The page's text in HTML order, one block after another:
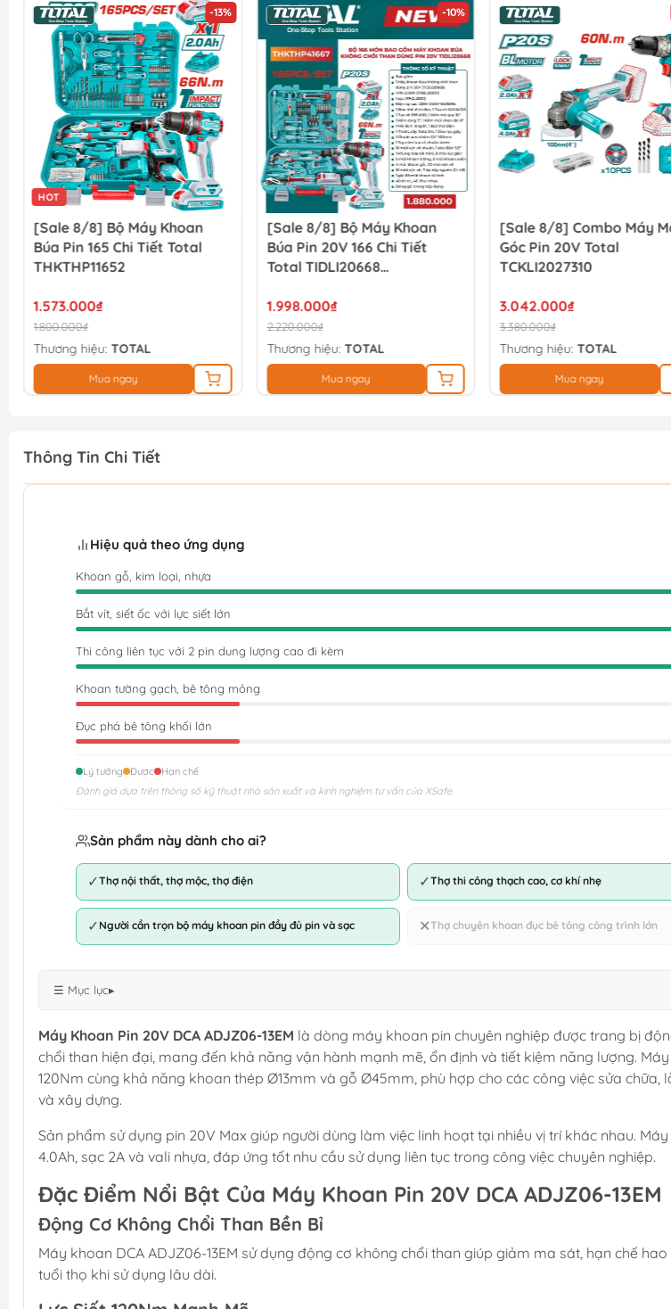
-13%
HOT
[Sale 8/8] Bộ Máy Khoan
Búa Pin 165 Chi Tiết Total
THKTHP11652
1.573.000₫
1.800.000₫
Thương hiệu: TOTAL
Mua ngay
-10%
[Sale 8/8] Bộ Máy Khoan
Búa Pin 20V 166 Chi Tiết
Total TIDLI20668
1.998.000₫
2.220.000₫
Thương hiệu: TOTAL
Mua ngay
[Sale 8/8] Combo Máy
Góc Pin 20V Total
TCKLI2027310
3.042.000₫
3.380.000₫
Thương hiệu: TOTAL
Mua ngay
Thông Tin Chi Tiết
Hiệu quả theo ứng dụng
Khoan gỗ, kim loại, nhựa
Bắt vít, siết ốc với lực siết lớn
Thi công liên tục với 2 pin dung lượng cao đi kèm
Khoan tường gạch, bê tông mỏng
Đục phá bê tông khối lớn
Lý tưởng Được
Hạn chế
Đánh giá dựa trên thông số kỹ thuật nhà sản xuất và kinh nghiệm tư vấn của XSafe.
Sản phẩm này dành cho ai?
✓Thợ nội thất, thợ mộc, thợ điện ✓Thợ thi công thạch cao, cơ khí nhẹ
✓ Người cần trọn bộ máy khoan pin đầy đủ pin và sạc ✕Thợ chuyên khoan đục bê tông công trình lớn
☰ Mục lục▸
Máy Khoan Pin 20V DCA ADJZ06-13EM là dòng máy khoan pin chuyên nghiệp được trang bị
chổi than hiện đại, mang đến khả năng vận hành mạnh mẽ, ổn định và tiết kiệm năng lượng.
120Nm cùng khả năng khoan thép Ø13mm và gỗ Ø45mm, phù hợp cho các công việc sửa chữa,
và xây dựng.
Sản phẩm sử dụng pin 20V Max giúp người dùng làm việc linh hoạt tại nhiều vị trí khác nhau.
4.0Ah, sạc 2A và vali nhựa, đáp ứng tốt nhu cầu sử dụng liên tục trong công việc chuyên nghiệp.
Đặc Điểm Nổi Bật Của Máy Khoan Pin 20V DCA ADJZ06-13EM
Động Cơ Không Chổi Than Bền Bỉ
Máy khoan DCA ADJZ06-13EM sử dụng động cơ không chổi than giúp giảm ma sát, hạn chế
tuổi thọ khi sử dụng lâu dài.